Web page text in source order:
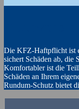
Die KFZ-Haftpflicht ist
sichert Schäden ab, die
Komfortabler ist die
Schäden an Ihrem
Rundum-Schutz bietet